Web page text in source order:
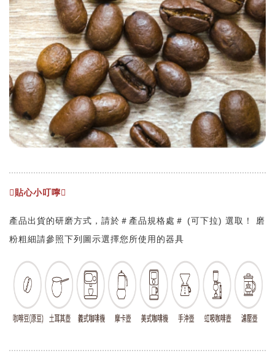
貼心小叮嚀
產品出貨的研磨方式，請於＃產品規格處＃ (可下拉) 選取！ 磨
粉粗細請參照下列圖示選擇您所使用的器具